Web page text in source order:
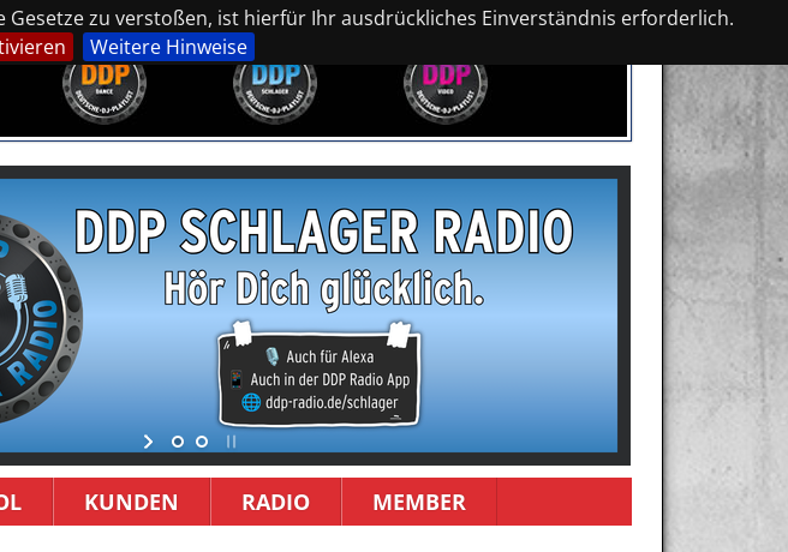
zu verstoßen, ist hierfür Ihr ausdrückliches Einverständnis erforderlich.
Weitere Hinweise
KUNDEN RADIO MEMBER